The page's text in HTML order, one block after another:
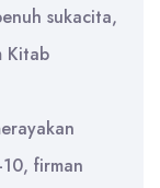
sukacita,
Kitab
firman